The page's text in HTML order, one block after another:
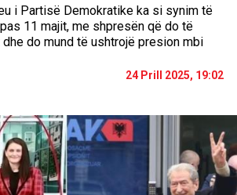
i Partisë Demokratike ka si synim të
11 majit, me shpresën që do të
do mund të ushtrojë presion mbi
24 Prill 2025, 19:02